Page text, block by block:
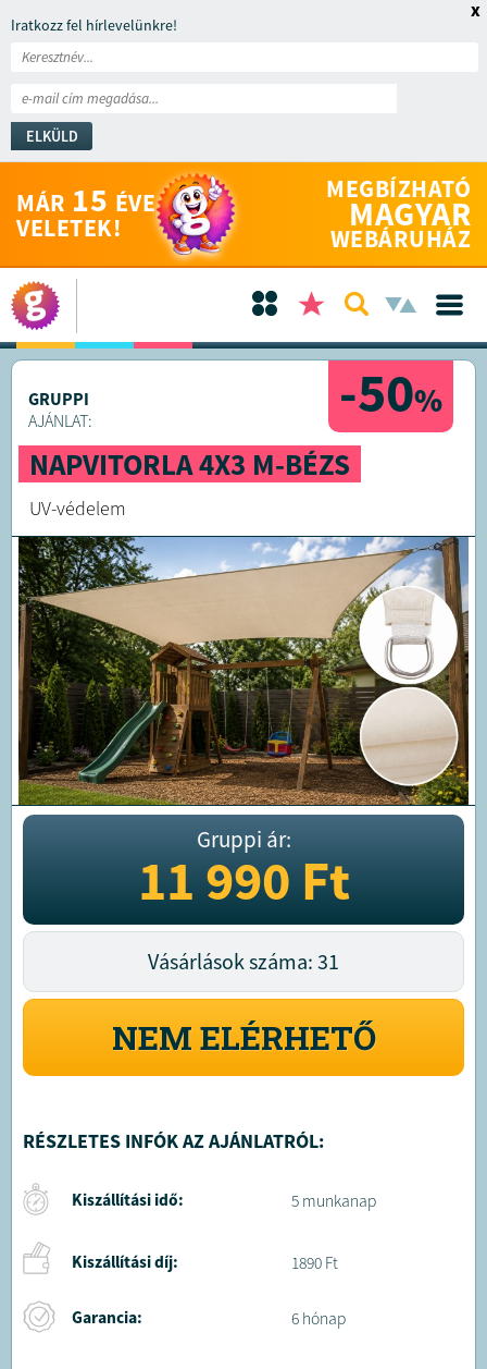
Iratkozz fel hírlevelünkre!
ELKÜLD
x
MÁR 15 ÉVE
VELETEK!
MEGBÍZHATÓ
MAGYAR
WEBÁRUHÁZ
-50%
GRUPPI
AJÁNLAT:
NAPVITORLA 4X3 M-BÉZS
UV-védelem
Gruppi ár:
11 990Ft
Vásárlások száma: 31
NEM ELÉRHETŐ
RÉSZLETES INFÓK AZ AJÁNLATRÓL:
Kiszállítási idő: 5 munkanap
Kiszállítási díj: 1890 Ft
Garancia: 6 hónap